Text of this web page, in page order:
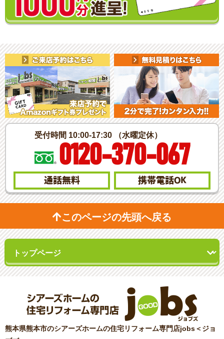
受付時間 10:00-17:30 （水曜定休）
0120-370-067
通話無料 携帯電話OK
このページの先頭へ戻る
熊本県熊本市のシアーズホームの住宅リフォーム専門店jobs＜ジョ